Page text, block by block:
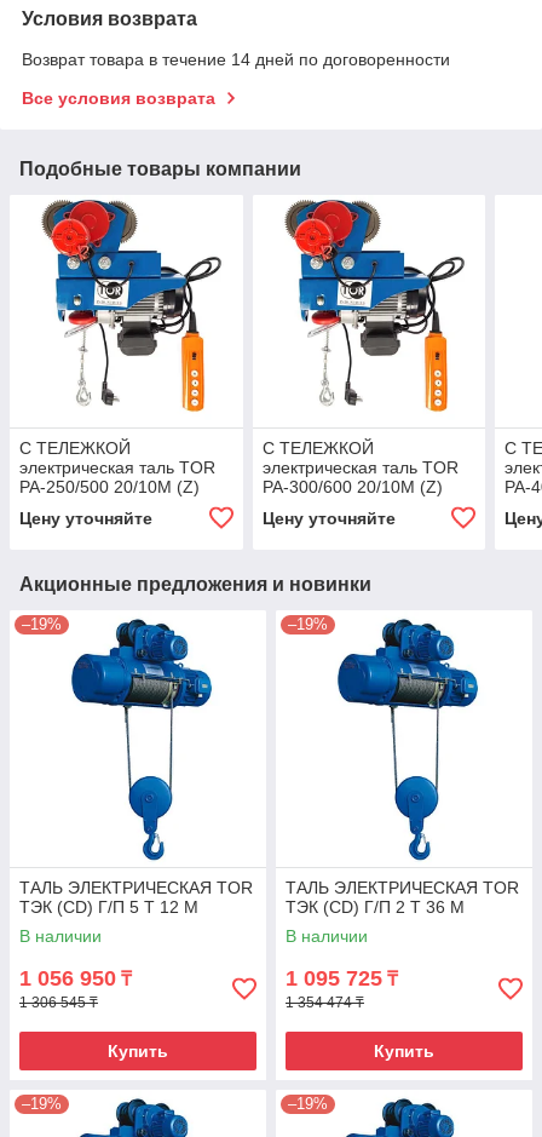
Условия возврата
Возврат товара в течение 14 дней по договоренности
Все условия возврата
Подобные товары компании
С ТЕЛЕЖКОЙ
электрическая таль TOR
PA-250/500 20/10M (Z)
Цену уточняйте
С ТЕЛЕЖКОЙ
электрическая таль TOR
PA-300/600 20/10M (Z)
Цену уточняйте
С
PA-
Акционные предложения и новинки
–19%
ТАЛЬ ЭЛЕКТРИЧЕСКАЯ TOR
ТЭК (CD) Г/П 5 Т 12 М
В наличии
1 056 950 ₸
1 306 545 ₸
Купить
–19%
ТАЛЬ ЭЛЕКТРИЧЕСКАЯ TOR
ТЭК (CD) Г/П 2 Т 36 М
В наличии
1 095 725 ₸
1 354 474 ₸
Купить
–19% –19%